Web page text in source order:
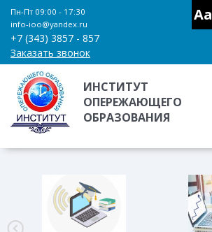
Пн-Пт 09:00 - 17:30
info-ioo@yandex.ru
+7 (343) 3857 - 857
Заказать звонок
Aa
ИНСТИТУТ
ОПЕРЕЖАЮЩЕГО
ОБРАЗОВАНИЯ